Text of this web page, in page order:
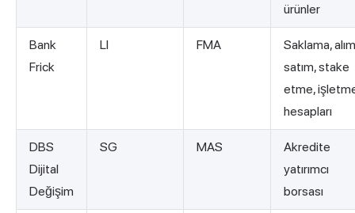
ürünler
Bank
Frick
LI FMA
Saklama, alım
satım, stake
etme,
hesapları
DBS
Dijital
Değişim
SG MAS
Akredite
yatırımcı
borsası